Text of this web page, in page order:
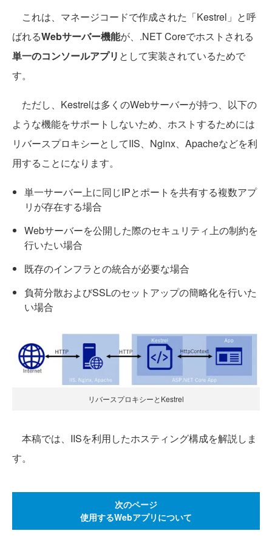
これは、マネージコードで作成された「Kestrel」と呼
ばれるWebサーバー機能が、.NET Coreでホストされる
単一のコンソールアプリ として実装されているためで
す。
ただし、Kestrelは多くのWebサーバーが持つ、以下の
ような機能をサポートしないため、ホストするためには
リバースプロキシーとしてIIS、Nginx、Apacheなどを利
用することになります。
単一サーバー上に同じIPとポートを共有する複数アプ
リが存在する場合
Webサーバーを公開した際のセキュリティ上の制約を
行いたい場合
既存のインフラとの統合が必要な場合
負荷分散およびSSLのセットアップの簡略化を行いた
い場合
リバースプロキシーとKestrel
本稿では、IISを利用したホスティング構成を解説しま
す。
次のページ
使用するWebアプリについて